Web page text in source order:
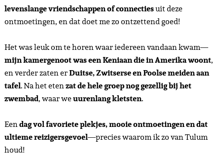
levenslange vriendschappen of connectiesuit deze
ontmoetingen, en dat doet me zo ontzettend goed!
Het was leuk om te horen waar iedereen vandaan kwam—
mijn kamergenoot was een Keniaan die in Amerika woont,
en verder zaten erDuitse, Zwitserse en Poolse meiden aan
tafel. Na het etenzat de hele groep nog gezellig bij het
zwembad, waar weuurenlang kletsten.
Eendag vol favoriete plekjes, mooie ontmoetingen en dat
ultieme reizigersgevoel—precies waarom ik zo van Tulum
houd!